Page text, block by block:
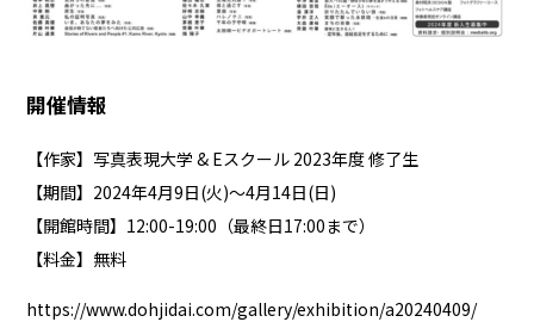
開催情報
【作家】写真表現大学 & Eスクール 2023年度 修了生
【期間】2024年4月9日(火)～4月14日(日)
【開館時間】12:00-19:00（最終日17:00まで）
【料金】無料
https://www.dohjidai.com/gallery/exhibition/a20240409/